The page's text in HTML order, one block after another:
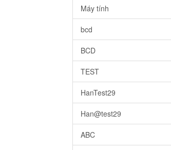
Máy tính
bcd
BCD
TEST
HanTest29
Han@test29
ABC